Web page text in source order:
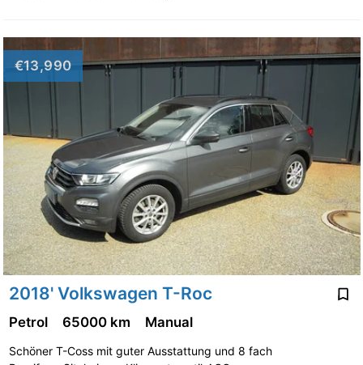
€13,990
2018' Volkswagen T-Roc
Petrol 65000 km Manual
Schöner T-Coss mit guter Ausstattung und 8 fach